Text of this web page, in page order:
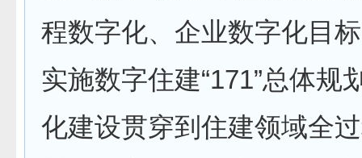
程数字化、企业数字化目
实施数字住建“171”总体规
化建设贯穿到住建领域全